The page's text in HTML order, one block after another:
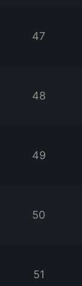
47
48
49
50
51